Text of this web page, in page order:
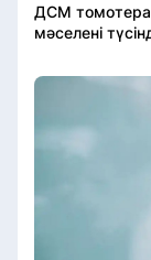
ДСМ
мәселені